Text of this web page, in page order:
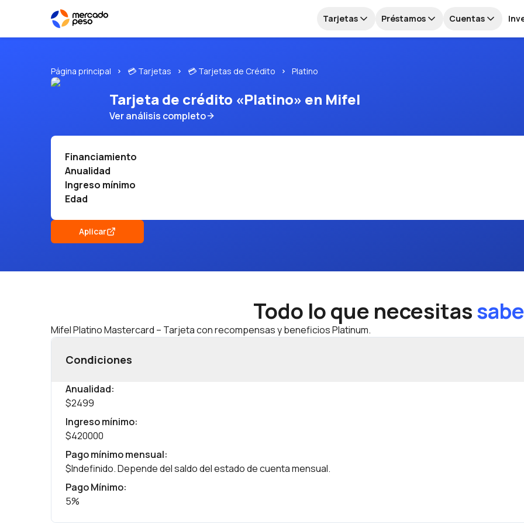
Tarjetas Préstamos Cuentas
Página principal 💳 Tarjetas 💳 Tarjetas de Crédito Platino
Tarjeta de crédito «Platino» en Mifel
Ver análisis completo
Financiamiento
Anualidad
Ingreso mínimo
Edad
Aplicar
Todo lo que necesitas
Mifel Platino Mastercard – Tarjeta con recompensas y beneficios Platinum.
Condiciones
Anualidad:
$2499
Ingreso mínimo:
$420000
Pago mínimo mensual:
$Indefinido. Depende del saldo del estado de cuenta mensual.
Pago Mínimo:
5%